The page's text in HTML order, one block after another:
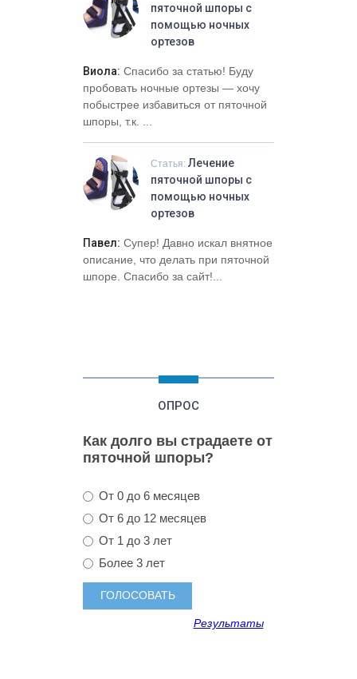
пяточной шпоры с
помощью ночных
ортезов
Виола: Спасибо за статью! Буду
пробовать ночные ортезы — хочу
побыстрее избавиться от пяточной
шпоры, т.к. ...
Статья: Лечение
пяточной шпоры с
помощью ночных
ортезов
Павел: Супер! Давно искал внятное
описание, что делать при пяточной
шпоре. Спасибо за сайт!...
ОПРОС
Как долго вы страдаете от
пяточной шпоры?
От 0 до 6 месяцев
От 6 до 12 месяцев
От 1 до 3 лет
Более 3 лет
Результаты